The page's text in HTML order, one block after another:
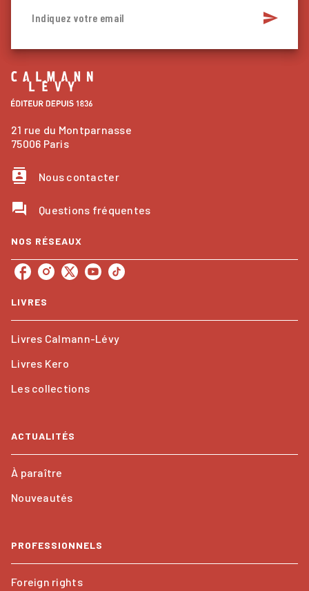
Indiquez votre email send
21 rue du Montparnasse
75006 Paris
contacts Nous contacter
question_answer Questions fréquentes
NOS RÉSEAUX
LIVRES
Livres Calmann-Lévy
Livres Kero
Les collections
ACTUALITÉS
À paraître
Nouveautés
PROFESSIONNELS
Foreign rights